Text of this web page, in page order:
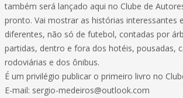
também será lançado aqui no Clube de
pronto. Vai mostrar as histórias interessantes
diferentes, não só de futebol, contadas por
partidas, dentro e fora dos hotéis, pousadas,
rodoviárias e dos ônibus.
É um privilégio publicar o primeiro livro no
E-mail: sergio-medeiros@outlook.com